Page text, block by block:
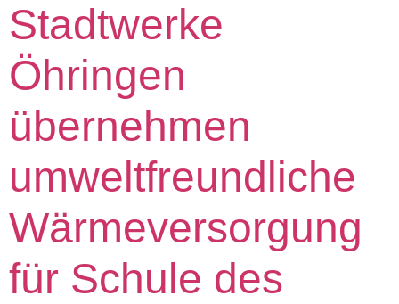
Stadtwerke
Öhringen
übernehmen
umweltfreundliche
Wärmeversorgung
für Schule des